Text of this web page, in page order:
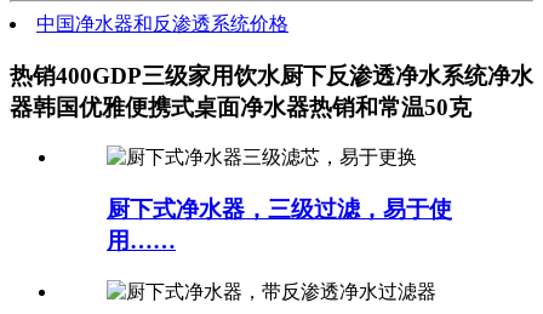
中国净水器和反渗透系统价格
热销400GDP三级家用饮水厨下反渗透净水系统净水
器韩国优雅便携式桌面净水器热销和常温50克
厨下式净水器，三级过滤，易于使
用……